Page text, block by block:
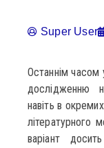
Super User
Останнім часом
дослідженню
навіть в
літературного
варіант